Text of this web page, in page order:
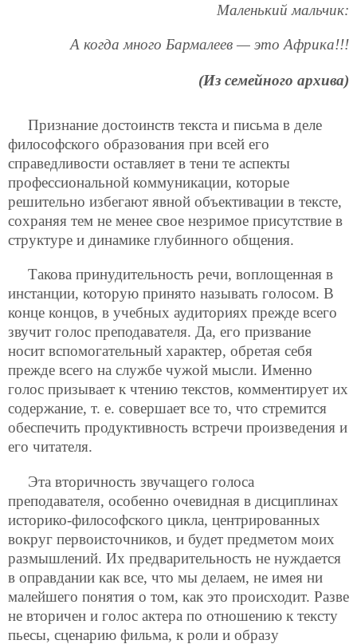
Маленький мальчик:
А когда много Бармалеев — это Африка!!!
(Из семейного архива)
Признание достоинств текста и письма в деле
философского образования при всей его
справедливости оставляет в тени те аспекты
профессиональной коммуникации, которые
решительно избегают явной объективации в тексте,
сохраняя тем не менее свое незримое присутствие в
структуре и динамике глубинного общения.
Такова принудительность речи, воплощенная в
инстанции, которую принято называть голосом. В
конце концов, в учебных аудиториях прежде всего
звучит голос преподавателя. Да, его призвание
носит вспомогательный характер, обретая себя
прежде всего на службе чужой мысли. Именно
голос призывает к чтению текстов, комментирует их
содержание, т. е. совершает все то, что стремится
обеспечить продуктивность встречи произведения и
его читателя.
Эта вторичность звучащего голоса
преподавателя, особенно очевидная в дисциплинах
историко-философского цикла, центрированных
вокруг первоисточников, и будет предметом моих
размышлений. Их предварительность не нуждается
в оправдании как все, что мы делаем, не имея ни
малейшего понятия о том, как это происходит. Разве
не вторичен и голос актера по отношению к тексту
пьесы, сценарию фильма, к роли и образу